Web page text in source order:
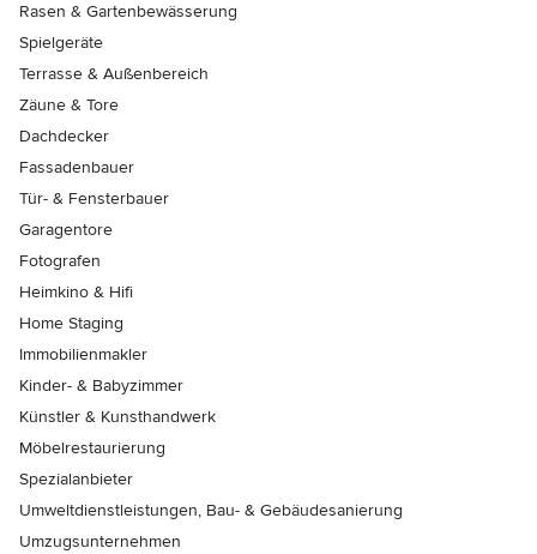
Rasen & Gartenbewässerung
Spielgeräte
Terrasse & Außenbereich
Zäune & Tore
Dachdecker
Fassadenbauer
Tür- & Fensterbauer
Garagentore
Fotografen
Heimkino & Hifi
Home Staging
Immobilienmakler
Kinder- & Babyzimmer
Künstler & Kunsthandwerk
Möbelrestaurierung
Spezialanbieter
Umweltdienstleistungen, Bau- & Gebäudesanierung
Umzugsunternehmen